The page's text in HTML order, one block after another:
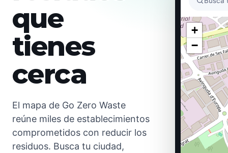
que
tienes
cerca
El mapa de Go Zero Waste
reúne miles de establecimientos
comprometidos con reducir los
residuos. Busca tu ciudad,